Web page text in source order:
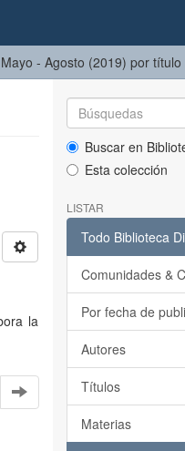
- Agosto (2019) por título
la
Buscar en
Esta colección
LISTAR
Todo Biblioteca
Comunidades &
Por fecha de
Autores
Títulos
Materias